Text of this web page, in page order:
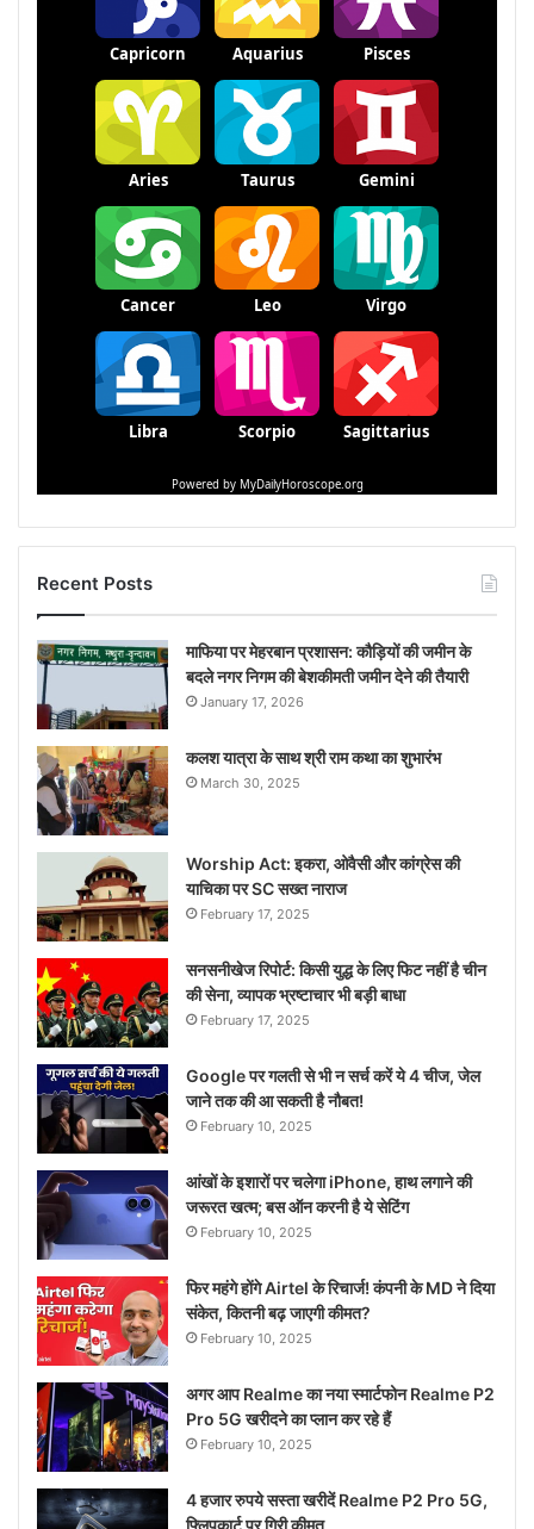
Recent Posts
माफिया पर मेहरबान प्रशासन: कौड़ियों की जमीन के
बदले नगर निगम की बेशकीमती जमीन देने की तैयारी
January 17, 2026
कलश यात्रा के साथ श्री राम कथा का शुभारंभ
March 30, 2025
Worship Act: इकरा, ओवैसी और कांग्रेस की
याचिका पर SC सख्‍त नाराज
February 17, 2025
सनसनीखेज रिपोर्ट: किसी युद्ध के लिए फिट नहीं है चीन
की सेना, व्‍यापक भ्रष्टाचार भी बड़ी बाधा
February 17, 2025
Google पर गलती से भी न सर्च करें ये 4 चीज, जेल
जाने तक की आ सकती है नौबत!
February 10, 2025
आंखों के इशारों पर चलेगा iPhone, हाथ लगाने की
जरूरत खत्म; बस ऑन करनी है ये सेटिंग
February 10, 2025
फिर महंगे होंगे Airtel के रिचार्ज! कंपनी के MD ने दिया
संकेत, कितनी बढ़ जाएगी कीमत?
February 10, 2025
अगर आप Realme का नया स्मार्टफोन Realme P2
Pro 5G खरीदने का प्लान कर रहे हैं
February 10, 2025
4 हजार रुपये सस्ता खरीदें Realme P2 Pro 5G,